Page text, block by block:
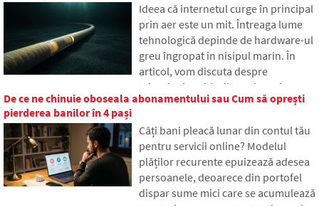
În articol analizăm cum funcționează
moștenirea digitală, de ce pot avea
moștenitorii probleme cu datele și
cum să faci ordine în amprenta
online chiar astăzi.
Ideea că internetul curge în principal
prin aer este un mit. Întreaga lume
tehnologică depinde de hardware-ul
greu îngropat în nisipul marin. În
articol, vom discuta despre
tehnologia cablurilor submarine.
Veți afla cum funcționează fibrele
pe nave și cum oceanele adânci au
devenit un câmp de luptă geopolitic.
De ce ne chinuie oboseala abonamentului sau Cum să oprești
pierderea banilor în 4 pași
Câți bani pleacă lunar din contul tău
pentru servicii online? Modelul
plăților recurente epuizează adesea
persoanele, deoarece din portofel
dispar sume mici care se acumulează